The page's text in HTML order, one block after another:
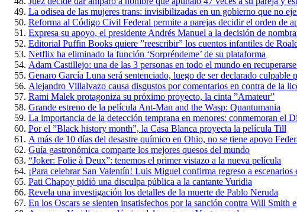
La odisea de las mujeres trans: invisibilizadas en un gobierno que no
Reforma al Código Civil Federal permite a parejas decidir el orden de
Expresa su apoyo, el presidente Andrés Manuel a la decisión de
Editorial Puffin Books quiere ”reescribir” los cuentos infantiles de
Netflix ha eliminado la función ‘Sorpréndeme’ de su plataforma
Adam Castillejo: una de las 3 personas en todo el mundo en
Genaro García Luna será sentenciado, luego de ser declarado culpable
Alejandro Villalvazo causa disgustos por comentarios en contra de la
Rami Malek protagoniza su próximo proyecto, la cinta ”Amateur”
Grande estreno de la película Ant-Man and the Wasp: Quantumania
La importancia de la detección temprana en menores: conmemoran el
Por el ”Black history month”, la Casa Blanca proyecta la película Till
A más de 10 días del desastre químico en Ohio, no se tiene apoyo
Guía gastronómica comparte los mejores quesos del mundo
“Joker: Folie à Deux”: tenemos el primer vistazo a la nueva película
¡Para celebrar San Valentín! Luis Miguel confirma regreso a escenarios
Pati Chapoy pidió una disculpa pública a la cantante Yuridia
Revela una investigación los detalles de la muerte de Pablo Neruda
En los Oscars se sienten insatisfechos por la sanción contra Will Smith